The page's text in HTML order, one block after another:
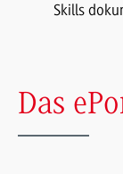
Skills
Das